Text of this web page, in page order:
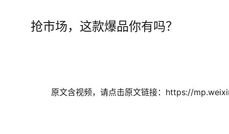
抢市场，这款爆品你有吗？
原文含视频，请点击原文链接：https://